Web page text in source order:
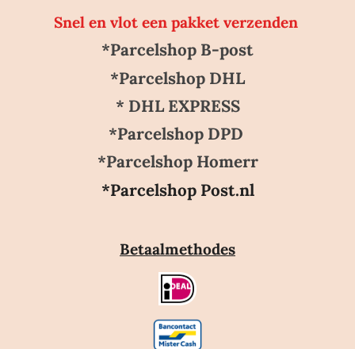
Snel en vlot een pakket verzenden
*Parcelshop B-post
*Parcelshop DHL
* DHL EXPRESS
*Parcelshop DPD
*Parcelshop Homerr
*Parcelshop Post.nl
Betaalmethodes